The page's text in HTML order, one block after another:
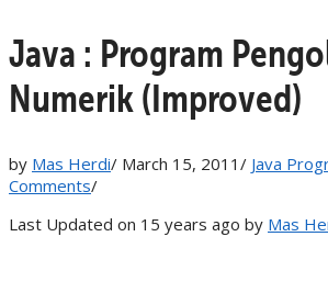
Java : Program
Numerik (Improved)
by Mas Herdi/ March 15, 2011 / Java
Comments/
Last Updated on 15 years ago by Mas